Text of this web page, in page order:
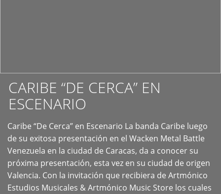
CARIBE “DE CERCA” EN
ESCENARIO
Caribe “De Cerca” en Escenario La banda Caribe luego
de su exitosa presentación en el Wacken Metal Battle
Venezuela en la ciudad de Caracas, da a conocer su
próxima presentación, esta vez en su ciudad de origen
Valencia. Con la invitación que recibiera de Artmónico
Estudios Musicales & Artmónico Music Store los cuales
+